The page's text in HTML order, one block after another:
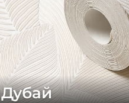
Дубай